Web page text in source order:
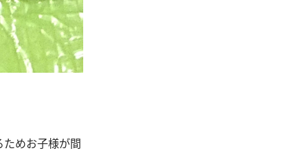
めお子様が間